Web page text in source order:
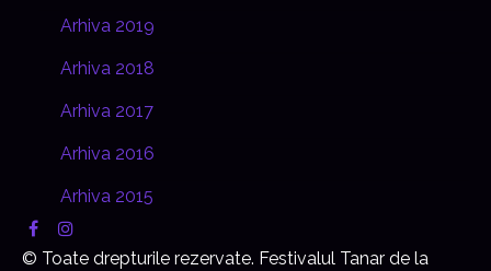
Arhiva 2019
Arhiva 2018
Arhiva 2017
Arhiva 2016
Arhiva 2015
© Toate drepturile rezervate. Festivalul Tanar de la